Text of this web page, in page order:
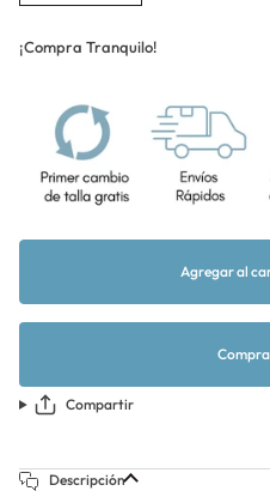
disponible
¡Compra Tranquilo!
Agregar al
Compartir
Descripción